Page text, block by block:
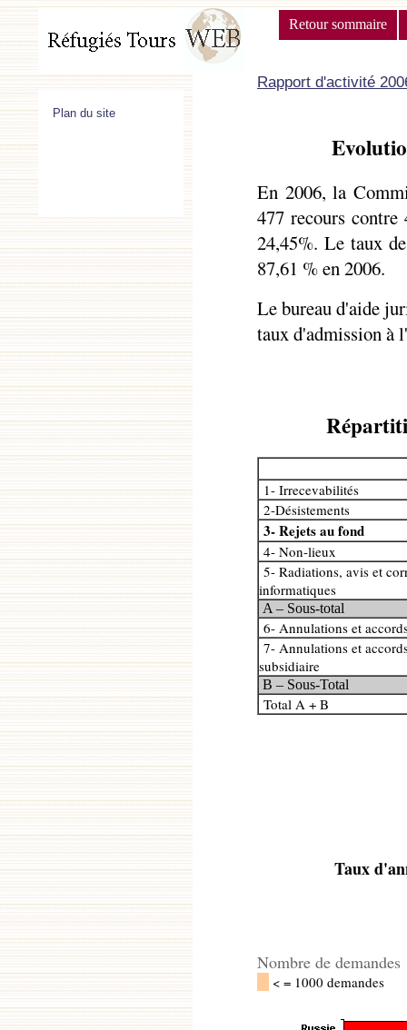
Retour sommaire
Plan du site
Rapport d'activité
En 2006, la
477 recours contre
24,45%. Le taux
87,61 % en 2006.
Le bureau d'aide
taux d'admission à
1- Irrecevabilités
2-Désistements
3- Rejets au fond
4- Non-lieux
5- Radiations, avis et
informatiques
A – Sous-total
6- Annulations et
7- Annulations et
subsidiaire
B – Sous-Total
Total A + B
Taux
Nombre de demandes
< = 1000 demandes